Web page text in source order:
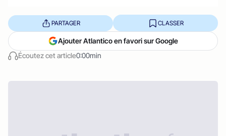
Écoutez cet article0:00min
PARTAGER CLASSER
Ajouter Atlantico en favori sur Google